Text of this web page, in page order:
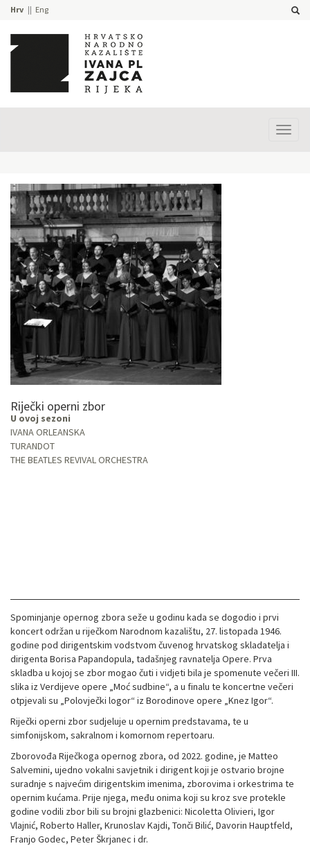
Hrv Eng
Riječki operni zbor
U ovoj sezoni
IVANA ORLEANSKA
TURANDOT
THE BEATLES REVIVAL ORCHESTRA
Spominjanje opernog zbora seže u godinu kada se dogodio i prvi
koncert održan u riječkom Narodnom kazalištu, 27. listopada 1946.
godine pod dirigentskim vodstvom čuvenog hrvatskog skladatelja i
dirigenta Borisa Papandopula, tadašnjeg ravnatelja Opere. Prva
skladba u kojoj se zbor mogao čuti i vidjeti bila je spomenute večeri III.
slika iz Verdijeve opere „Moć sudbine“, a u finalu te koncertne večeri
otpjevali su „Polovječki logor“ iz Borodinove opere „Knez Igor“.
Riječki operni zbor sudjeluje u opernim predstavama, te u
simfonijskom, sakralnom i komornom repertoaru.
Zborovođa Riječkoga opernog zbora, od 2022. godine, je Matteo
Salvemini, ujedno vokalni savjetnik i dirigent koji je ostvario brojne
suradnje s najvećim dirigentskim imenima, zborovima i orkestrima te
opernim kućama. Prije njega, među onima koji su kroz sve protekle
godine vodili zbor bili su brojni glazbenici: Nicoletta Olivieri, Igor
Vlajnić, Roberto Haller, Krunoslav Kajdi, Tonči Bilić, Davorin Hauptfeld,
Franjo Godec, Peter Škrjanec i dr.